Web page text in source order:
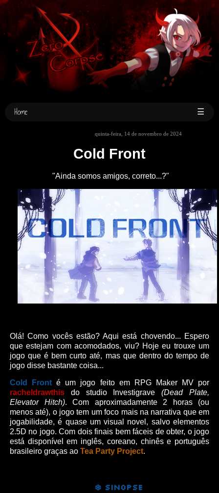
Home ☰
quinta-feira, 14 de novembro de 2024
Cold Front
"Ainda somos amigos, correto...?"
Olá! Como vocês estão? Aqui está chovendo... Espero
que estejam com acomodados, viu? Hoje eu trouxe um
jogo que é bem curto até, mas que dentro do tempo de
jogo disse bastante coisa...
Cold Front é um jogo feito em RPG Maker MV por
racheldrawthis do studio Investigrave(Dead Plate,
Elevator Hitch). Com aproximadamente 2 horas (ou
menos até), o jogo tem um foco mais na narrativa que em
jogabilidade, é quase um visual novel, salvo elementos
2.5D no jogo. Com dois finais bem fáceis de obter, o jogo
está disponível em inglês, coreano, chinês e português
brasileiro graças ao Tea Party Project.
❄️ Sinopse